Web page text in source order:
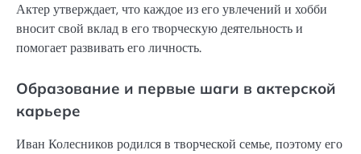
Актер утверждает, что каждое из его увлечений и хобби
вносит свой вклад в его творческую деятельность и
помогает развивать его личность.
Образование и первые шаги в актерской
карьере
Иван Колесников родился в творческой семье, поэтому его